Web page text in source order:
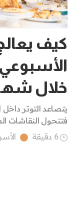
كيف
خلال
يتصاعد التوتر
فتتحول النقاشات
6 دقيقة